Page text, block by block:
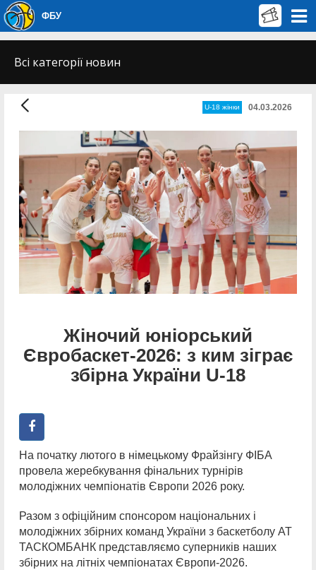
ФБУ
Всі категорії новин
U-18 жінки 04.03.2026
Жіночий юніорський
Євробаскет-2026: з ким зіграє
збірна України U-18
На початку лютого в німецькому Фрайзінгу ФІБА
провела жеребкування фінальних турнірів
молодіжних чемпіонатів Європи 2026 року.
Разом з офіційним спонсором національних і
молодіжних збірних команд України з баскетболу АТ
ТАСКОМБАНК представляємо суперників наших
збірних на літніх чемпіонатах Європи-2026.